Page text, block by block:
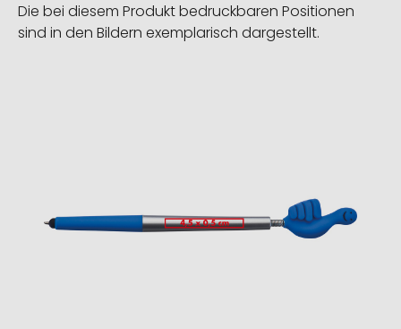
Die bei diesem Produkt bedruckbaren Positionen
sind in den Bildern exemplarisch dargestellt.